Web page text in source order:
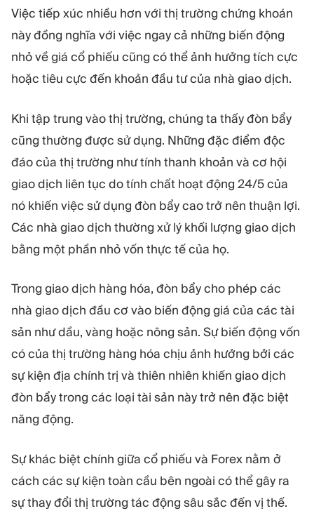
Việc tiếp xúc nhiều hơn với thị trường chứng khoán
này đồng nghĩa với việc ngay cả những biến động
nhỏ về giá cổ phiếu cũng có thể ảnh hưởng tích cực
hoặc tiêu cực đến khoản đầu tư của nhà giao dịch.
Khi tập trung vào thị trường, chúng ta thấy đòn bẩy
cũng thường được sử dụng. Những đặc điểm độc
đáo của thị trường như tính thanh khoản và cơ hội
giao dịch liên tục do tính chất hoạt động 24/5 của
nó khiến việc sử dụng đòn bẩy cao trở nên thuận lợi.
Các nhà giao dịch thường xử lý khối lượng giao dịch
bằng một phần nhỏ vốn thực tế của họ.
Trong giao dịch hàng hóa, đòn bẩy cho phép các
nhà giao dịch đầu cơ vào biến động giá của các tài
sản như dầu, vàng hoặc nông sản. Sự biến động vốn
có của thị trường hàng hóa chịu ảnh hưởng bởi các
sự kiện địa chính trị và thiên nhiên khiến giao dịch
đòn bẩy trong các loại tài sản này trở nên đặc biệt
năng động.
Sự khác biệt chính giữa cổ phiếu và Forex nằm ở
cách các sự kiện toàn cầu bên ngoài có thể gây ra
sự thay đổi thị trường tác động sâu sắc đến vị thế.